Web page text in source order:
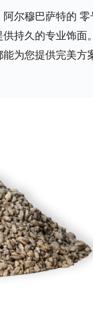
尔穆巴萨特的 零
持久的专业饰面
为您提供完美方